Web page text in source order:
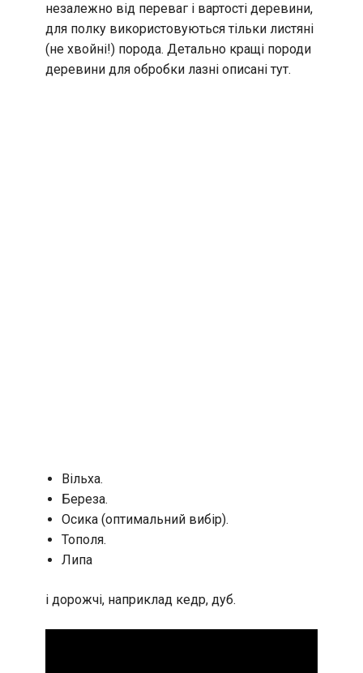
незалежно від переваг і вартості деревини,
для полку використовуються тільки листяні
(не хвойні!) порода. Детально кращі породи
деревини для обробки лазні описані тут.
Вільха.
Береза.
Осика (оптимальний вибір).
Тополя.
Липа
і дорожчі, наприклад кедр, дуб.